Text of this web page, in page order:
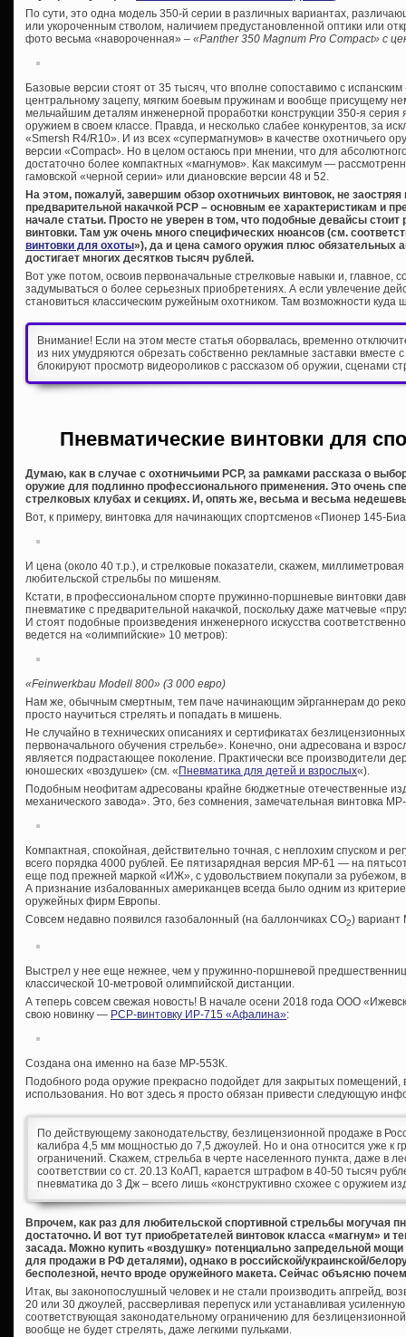
По сути, это одна модель 350-й серии в различных вариантах,
или укороченным стволом, наличием предустановленной оптики или
фото весьма «навороченная» – «Panther 350 Magnum Pro Compact» с
Базовые версии стоят от 35 тысяч, что вполне сопоставимо с
центральному зацепу, мягким боевым пружинам и вообще присущему
мельчайшим деталям инженерной проработки конструкции 350-я
оружием в своем классе. Правда, и несколько слабее конкурентов, за
«Smersh R4/R10». И из всех «супермагнумов» в качестве охотничьего
версии «Compact». Но в целом остаюсь при мнении, что для
достаточно более компактных «магнумов». Как максимум —
гамовской «черной серии» или диановские версии 48 и 52.
На этом, пожалуй, завершим обзор охотничьих винтовок, не
предварительной накачкой PCP – основным ее характеристикам и
начале статьи. Просто не уверен в том, что подобные девайсы
винтовки. Там уж очень много специфических нюансов (см.
винтовки для охоты»), да и цена самого оружия плюс обязательных
достигает многих десятков тысяч рублей.
Вот уже потом, освоив первоначальные стрелковые навыки и, главное,
задумываться о более серьезных приобретениях. А если увлечение
становиться классическим ружейным охотником. Там возможности
Внимание! Если на этом месте статья оборвалась, временно
из них умудряются обрезать собственно рекламные заставки вместе
блокируют просмотр видеороликов с рассказом об оружии, сценами
Пневматические винтовки для
Думаю, как в случае с охотничьими PCP, за рамками рассказа о
оружие для подлинно профессионального применения. Это очень
стрелковых клубах и секциях. И, опять же, весьма и весьма
Вот, к примеру, винтовка для начинающих спортсменов «Пионер 145-
И цена (около 40 т.р.), и стрелковые показатели, скажем,
любительской стрельбы по мишеням.
Кстати, в профессиональном спорте пружинно-поршневые винтовки
пневматике с предварительной накачкой, поскольку даже матчевые
И стоят подобные произведения инженерного искусства
ведется на «олимпийские» 10 метров):
«Feinwerkbau Modell 800» (3 000 евро)
Нам же, обычным смертным, тем паче начинающим эйрганнерам до
просто научиться стрелять и попадать в мишень.
Не случайно в технических описаниях и сертификатах
первоначального обучения стрельбе». Конечно, они адресована и
является подрастающее поколение. Практически все производители
юношеских «воздушек» (см. « Пневматика для детей и взрослых«).
Подобным неофитам адресованы крайне бюджетные отечественные
механического завода». Это, без сомнения, замечательная винтовка
Компактная, спокойная, действительно точная, с неплохим спуском и
всего порядка 4000 рублей. Ее пятизарядная версия МР-61 — на
еще под прежней маркой «ИЖ», с удовольствием покупали за
А признание избалованных американцев всегда было одним из
оружейных фирм Европы.
Совсем недавно появился газобалонный (на баллончиках СО2) вариант
Выстрел у нее еще нежнее, чем у пружинно-поршневой
классической 10-метровой олимпийской дистанции.
А теперь совсем свежая новость! В начале осени 2018 года ООО
свою новинку — PCP-винтовку ИР-715 «Афалина»:
Создана она именно на базе МР-553К.
Подобного рода оружие прекрасно подойдет для закрытых помещений,
использования. Но вот здесь я просто обязан привести следующую
По действующему законодательству, безлицензионной продаже в
калибра 4,5 мм мощностью до 7,5 джоулей. Но и она относится уже к
ограничений. Скажем, стрельба в черте населенного пункта, даже в
соответствии со ст. 20.13 КоАП, карается штрафом в 40-50 тысяч
пневматика до 3 Дж – всего лишь «конструктивно схожее с оружием
Впрочем, как раз для любительской спортивной стрельбы могучая
достаточно. И вот тут приобретателей винтовок класса «магнум» и
засада. Можно купить «воздушку» потенциально запредельной
для продажи в РФ деталями), однако в российской/украинской/
бесполезной, нечто вроде оружейного макета. Сейчас объясню
Итак, вы законопослушный человек и не стали производить апгрейд,
20 или 30 джоулей, рассверливая перепуск или устанавливая
соответствующая законодательному ограничению для
вообще не будет стрелять, даже легкими пульками.